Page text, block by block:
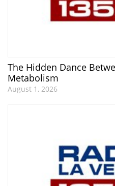
The Hidden Dance
Metabolism
August 1, 2026